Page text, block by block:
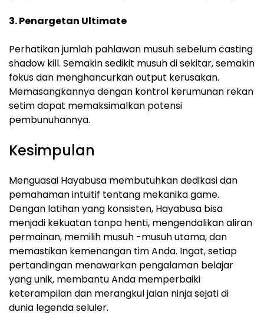
3. Penargetan Ultimate
Perhatikan jumlah pahlawan musuh sebelum casting
shadow kill. Semakin sedikit musuh di sekitar, semakin
fokus dan menghancurkan output kerusakan.
Memasangkannya dengan kontrol kerumunan rekan
setim dapat memaksimalkan potensi
pembunuhannya.
Kesimpulan
Menguasai Hayabusa membutuhkan dedikasi dan
pemahaman intuitif tentang mekanika game.
Dengan latihan yang konsisten, Hayabusa bisa
menjadi kekuatan tanpa henti, mengendalikan aliran
permainan, memilih musuh -musuh utama, dan
memastikan kemenangan tim Anda. Ingat, setiap
pertandingan menawarkan pengalaman belajar
yang unik, membantu Anda memperbaiki
keterampilan dan merangkul jalan ninja sejati di
dunia legenda seluler.